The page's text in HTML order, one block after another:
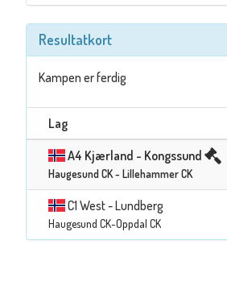
Resultatkort
Kampen er ferdig
Lag
A4 Kjærland - Kongssund
Haugesund CK - Lillehammer CK
C1 West - Lundberg
Haugesund CK-Oppdal CK